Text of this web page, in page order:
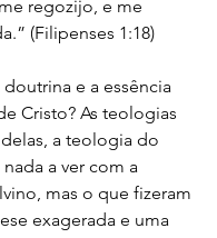
regozijo, e me
(Filipenses 1:18)
e a essência
Cristo? As teologias
a teologia do
a ver com a
mas o que fizeram
exagerada e uma